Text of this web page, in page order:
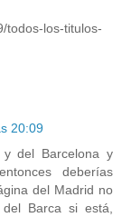
todos-los-titulos-
20:09
y del Barcelona y
deberías
del Madrid no
Barca si está,